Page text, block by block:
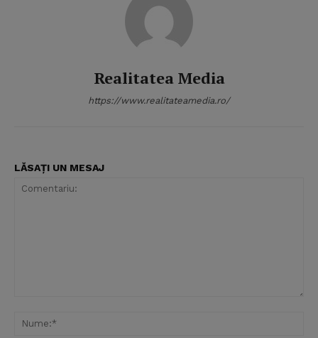
Realitatea Media
https://www.realitateamedia.ro/
LĂSAȚI UN MESAJ